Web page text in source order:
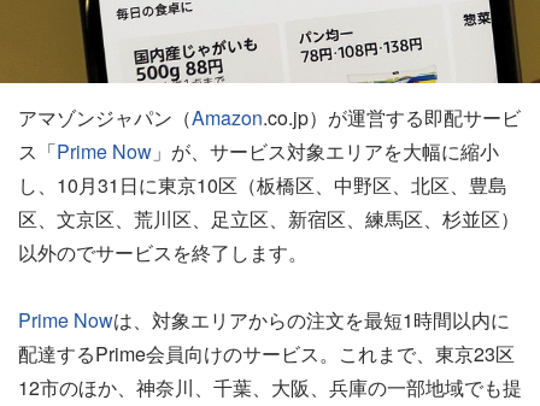
アマゾンジャパン（Amazon.co.jp）が運営する即配サービ
ス「Prime Now 」が、サービス対象エリアを大幅に縮小
し、10月31日に東京10区（板橋区、中野区、北区、豊島
区、文京区、荒川区、足立区、新宿区、練馬区、杉並区）
以外のでサービスを終了します。
Prime Nowは、対象エリアからの注文を最短1時間以内に
配達するPrime会員向けのサービス。これまで、東京23区
12市のほか、神奈川、千葉、大阪、兵庫の一部地域でも提